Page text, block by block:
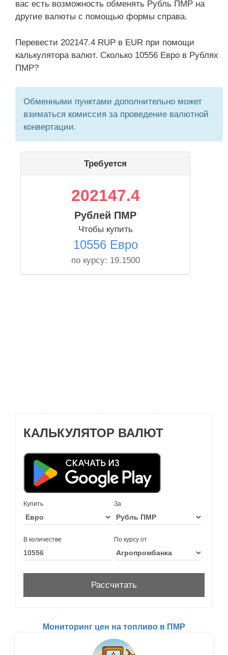
вас есть возможность обменять Рубль ПМР на
другие валюты с помощью формы справа.
Перевести 202147.4 RUP в EUR при помощи
калькулятора валют. Сколько 10556 Евро в Рублях
ПМР?
Обменными пунктами дополнительно может
взиматься комиссия за проведение валютной
конвертации.
Требуется
202147.4
Рублей ПМР
Чтобы купить
10556 Евро
по курсу: 19.1500
КАЛЬКУЛЯТОР ВАЛЮТ
Купить За
В количестве По курсу от
Мониторинг цен на топливо в ПМР